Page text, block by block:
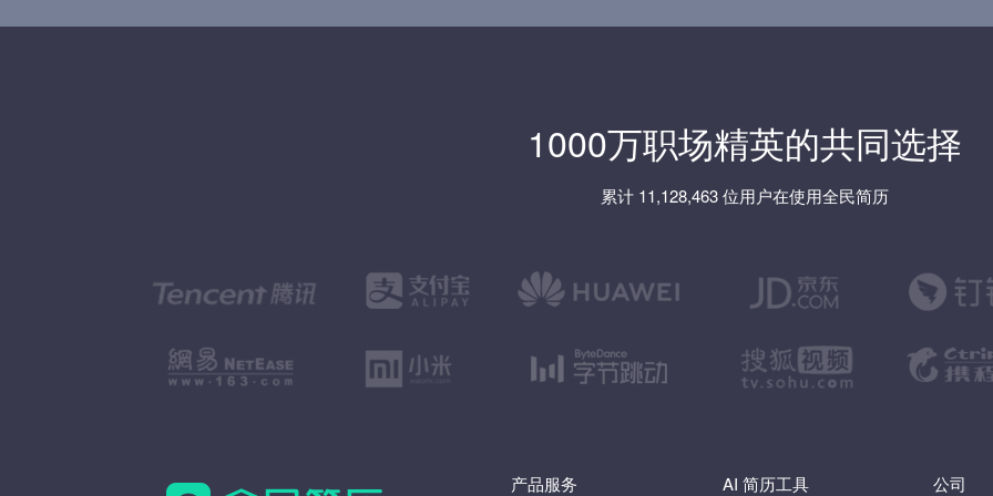
1000万职场精英的共同选择
累计 11,128,463 位用户在使用全民简历
产品服务 AI 简历工具 公司